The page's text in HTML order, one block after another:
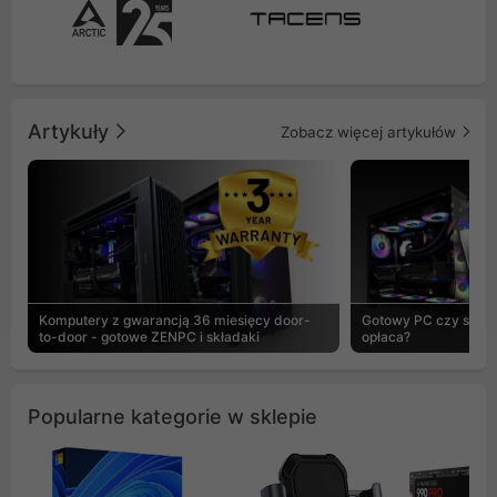
Artykuły Zobacz więcej artykułów
Komputery z gwarancją 36 miesięcy door-
to-door - gotowe ZENPC i składaki
Gotowy PC czy
opłaca?
Popularne kategorie w sklepie